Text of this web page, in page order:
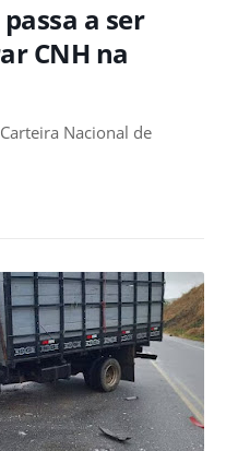
a ser
CNH na
Nacional de